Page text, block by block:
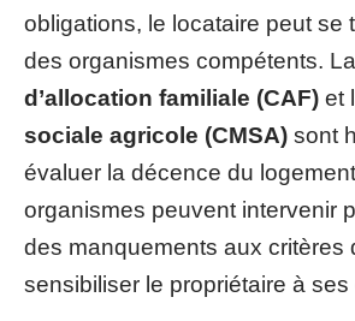
obligations, le locataire peut se
des organismes compétents. La
d’allocation familiale (CAF) et
sociale agricole (CMSA) sont
évaluer la décence du
organismes peuvent intervenir
des manquements aux critères
sensibiliser le propriétaire à ses